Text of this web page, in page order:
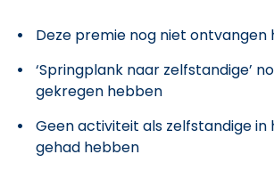
Deze premie nog niet ontvangen
‘Springplank naar zelfstandige’
gekregen hebben
Geen activiteit als zelfstandige
gehad hebben